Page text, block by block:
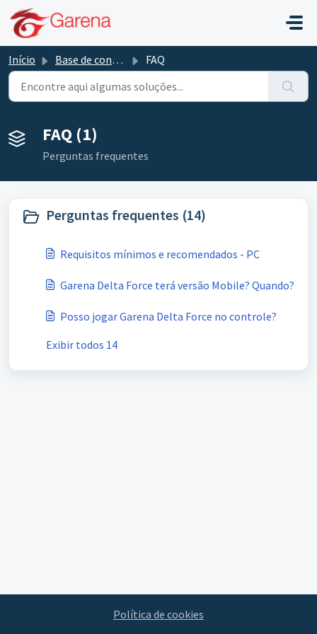
Ir para o conteúdo principal
Início Base de conhecimento FAQ
FAQ (1)
Perguntas frequentes
Perguntas frequentes (14)
Requisitos mínimos e recomendados - PC
Garena Delta Force terá versão Mobile? Quando?
Posso jogar Garena Delta Force no controle?
Exibir todos 14
Política de cookies